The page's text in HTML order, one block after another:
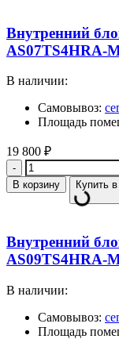
Внутренний
AS07TS4HRA-
В наличии:
Самовывоз:
Площадь
19 800 ₽
Количество
В корзину Купить
Внутренний
AS09TS4HRA-
В наличии:
Самовывоз:
Площадь